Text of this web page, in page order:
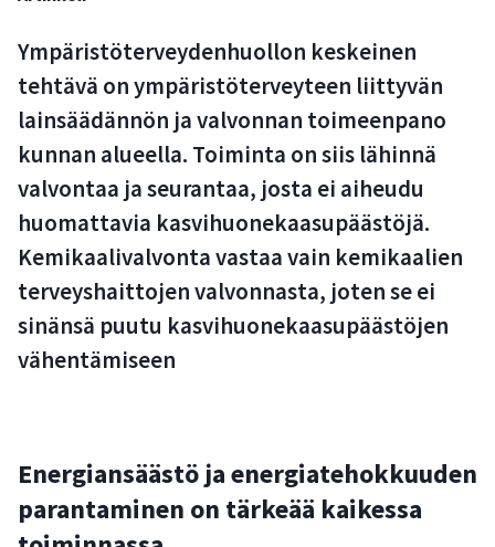
Ympäristöterveydenhuollon keskeinen
tehtävä on ympäristöterveyteen liittyvän
lainsäädännön ja valvonnan toimeenpano
kunnan alueella. Toiminta on siis lähinnä
valvontaa ja seurantaa, josta ei aiheudu
huomattavia kasvihuonekaasupäästöjä.
Kemikaalivalvonta vastaa vain kemikaalien
terveyshaittojen valvonnasta, joten se ei
sinänsä puutu kasvihuonekaasupäästöjen
vähentämiseen
Energiansäästö ja energiatehokkuuden
parantaminen on tärkeää kaikessa